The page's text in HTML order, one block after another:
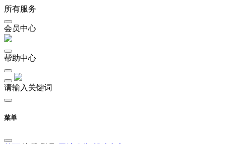
所有服务
会员中心
帮助中心
请输入关键词
菜单